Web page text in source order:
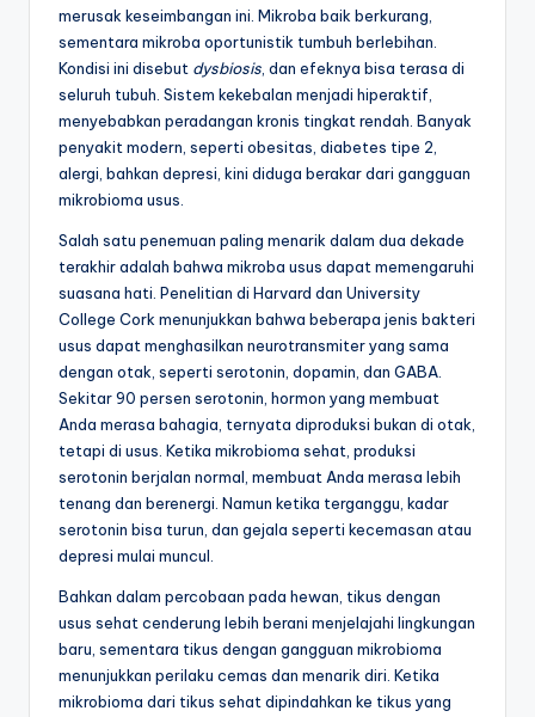
merusak keseimbangan ini. Mikroba baik berkurang,
sementara mikroba oportunistik tumbuh berlebihan.
Kondisi ini disebut dysbiosis , dan efeknya bisa terasa di
seluruh tubuh. Sistem kekebalan menjadi hiperaktif,
menyebabkan peradangan kronis tingkat rendah. Banyak
penyakit modern, seperti obesitas, diabetes tipe 2,
alergi, bahkan depresi, kini diduga berakar dari gangguan
mikrobioma usus.
Salah satu penemuan paling menarik dalam dua dekade
terakhir adalah bahwa mikroba usus dapat memengaruhi
suasana hati. Penelitian di Harvard dan University
College Cork menunjukkan bahwa beberapa jenis bakteri
usus dapat menghasilkan neurotransmiter yang sama
dengan otak, seperti serotonin, dopamin, dan GABA.
Sekitar 90 persen serotonin, hormon yang membuat
Anda merasa bahagia, ternyata diproduksi bukan di otak,
tetapi di usus. Ketika mikrobioma sehat, produksi
serotonin berjalan normal, membuat Anda merasa lebih
tenang dan berenergi. Namun ketika terganggu, kadar
serotonin bisa turun, dan gejala seperti kecemasan atau
depresi mulai muncul.
Bahkan dalam percobaan pada hewan, tikus dengan
usus sehat cenderung lebih berani menjelajahi lingkungan
baru, sementara tikus dengan gangguan mikrobioma
menunjukkan perilaku cemas dan menarik diri. Ketika
mikrobioma dari tikus sehat dipindahkan ke tikus yang